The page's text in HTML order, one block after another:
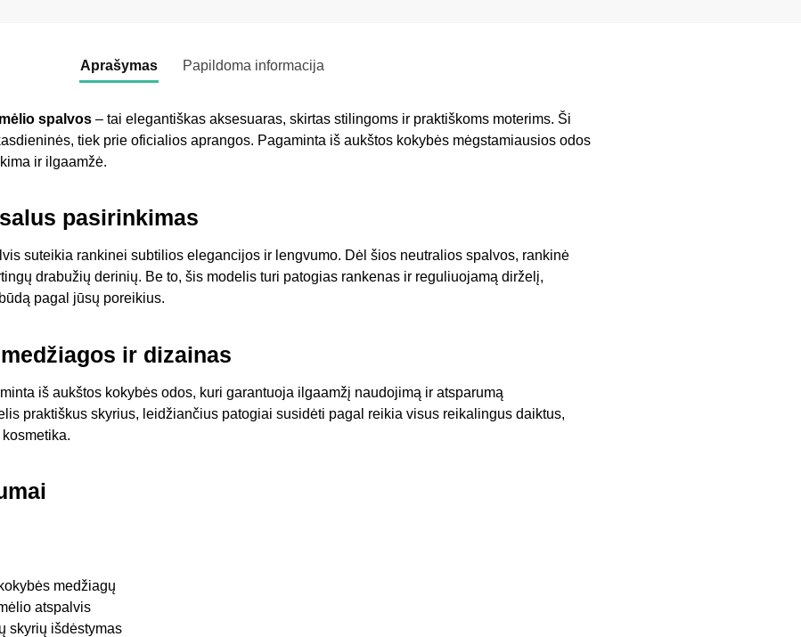
Aprašymas Papildoma informacija
spalvos– tai elegantiškas aksesuaras, skirtas stilingoms ir praktiškoms moterims. Ši
tiek prie oficialios aprangos. Pagaminta iš aukštos kokybės mėgstamiausios odos
ir ilgaamžė.
pasirinkimas
suteikia rankinei subtilios elegancijos ir lengvumo. Dėl šios neutralios spalvos, rankinė
drabužių derinių. Be to, šis modelis turi patogias rankenas ir reguliuojamą dirželį,
pagal jūsų poreikius.
ir dizainas
iš aukštos kokybės odos, kuri garantuoja ilgaamžį naudojimą ir atsparumą
praktiškus skyrius, leidžiančius patogiai susidėti pagal reikia visus reikalingus daiktus,
medžiagų
atspalvis
skyrių išdėstymas